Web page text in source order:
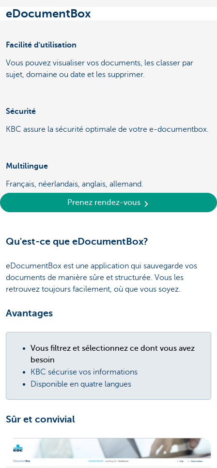
eDocumentBox
Facilité d'utilisation
Vous pouvez visualiser vos documents, les classer par
sujet, domaine ou date et les supprimer.
Sécurité
KBC assure la sécurité optimale de votre e-documentbox.
Multilingue
Français, néerlandais, anglais, allemand.
Prenez rendez-vous
Qu'est-ce que eDocumentBox?
eDocumentBox est une application qui sauvegarde vos
documents de manière sûre et structurée. Vous les
retrouvez toujours facilement, où que vous soyez.
Avantages
Vous filtrez et sélectionnez ce dont vous avez
besoin
KBC sécurise vos informations
Disponible en quatre langues
Sûr et convivial